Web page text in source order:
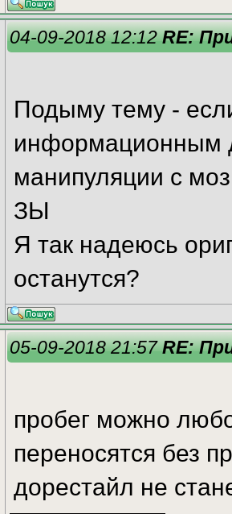
04-09-2018 12:12RE:
Подыму тему -
информационным
манипуляции с
ЗЫ
Я так надеюсь
останутся?
05-09-2018 21:57RE:
пробег можно
переносятся без
дорестайл не